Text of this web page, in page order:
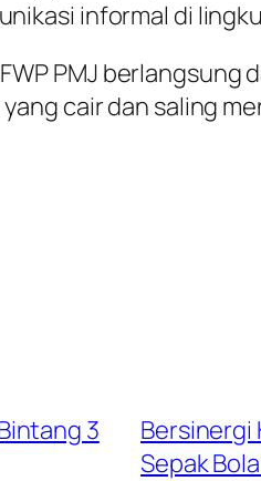
informal di
PMJ berlangsung
cair dan saling
3
Bersinergi
Sepak